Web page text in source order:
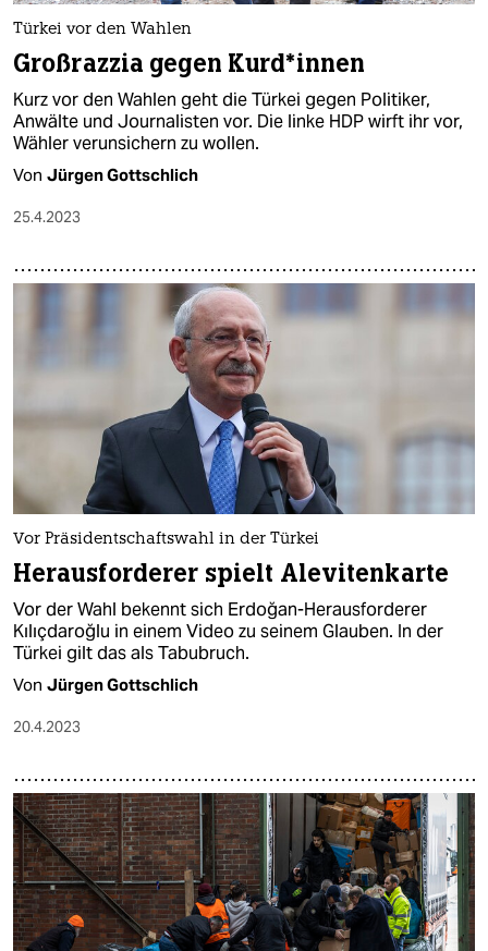
Türkei vor den Wahlen
Großrazzia gegen Kur­d*in­nen
Kurz vor den Wahlen geht die Türkei gegen Politiker,
Anwälte und Journalisten vor. Die linke HDP wirft ihr vor,
Wähler verunsichern zu wollen.
Von Jürgen Gottschlich
25.4.2023
Vor Präsidentschaftswahl in der Türkei
Herausforderer spielt Alevitenkarte
Vor der Wahl bekennt sich Erdoğan-Herausforderer
Kılıçdaroğlu in einem Video zu seinem Glauben. In der
Türkei gilt das als Tabubruch.
Von Jürgen Gottschlich
20.4.2023